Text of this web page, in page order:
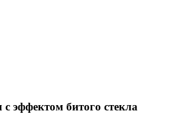
эффектом битого стекла